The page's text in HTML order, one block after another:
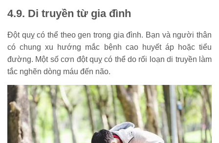
4.9. Di truyền từ gia đình
Đột quỵ có thể theo gen trong gia đình. Bạn và người thân
có chung xu hướng mắc bệnh cao huyết áp hoặc tiểu
đường. Một số cơn đột quỵ có thể do rối loạn di truyền làm
tắc nghẽn dòng máu đến não.